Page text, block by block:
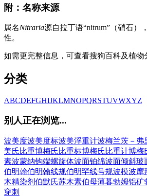
附：名称来源
属名Nitraria源自拉丁语“nitrum”（硝石）
性。
如需更完整信息，可查看搜狗百科及植物
分类
ABCDEFGHIJKLMNOPQRSTUVWXYZ
别人正在浏览...
波美度波美度标波美浮重计波梅兰茨－弗
美氏比重博梅氏比重标博梅氏比重计博梅
素波蒙纳钩端螺旋体波面铂绵波面倾斜玻
伯明翰伯明翰线规伯明罕线号规波模波摩
木精染剂 伯默氏苏木素伯母薄暮勃姆铝矿
穿刺